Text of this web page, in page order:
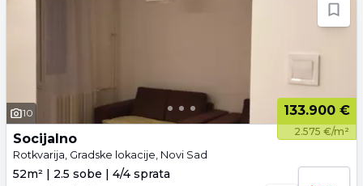
10 133.900 €
2.575 €/m²
Socijalno
Rotkvarija, Gradske lokacije, Novi Sad
52m² | 2.5 sobe | 4/4 sprata